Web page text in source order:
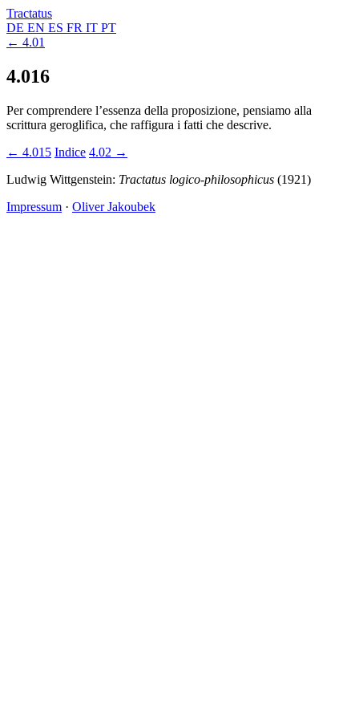
Tractatus
DE EN ES FR IT PT
← 4.01
4.016
Per comprendere l’essenza della proposizione, pensiamo alla
scrittura geroglifica, che raffigura i fatti che descrive.
← 4.015 Indice 4.02 →
Ludwig Wittgenstein: Tractatus logico-philosophicus (1921)
Impressum · Oliver Jakoubek